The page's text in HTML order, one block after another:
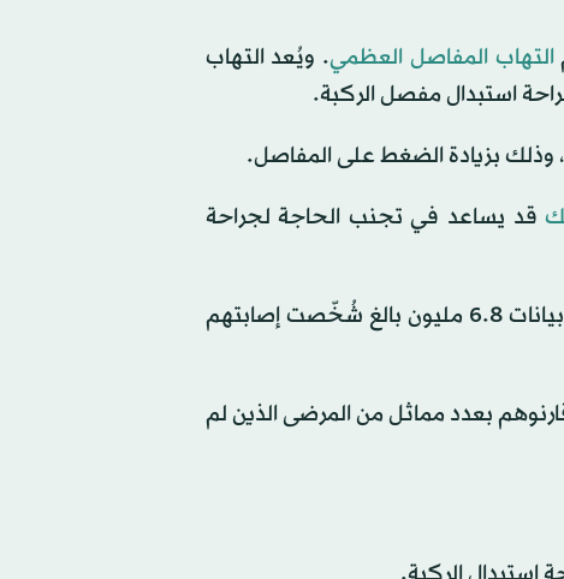
التهاب المفاصل العظمي. ويُعد التهاب
استبدال مفصل الركبة.
بزيادة الضغط على المفاصل.
قد يساعد في تجنب الحاجة لجراحة
وقام فريق الدراسة، التابع لكلية الطب بجامعة ميريلاند في الولايات المتحدة، بدراسة بيانات 6.8 مليون بالغ شُخّصت إصابتهم
وقارنوهم بعدد مماثل من المرضى الذين لم